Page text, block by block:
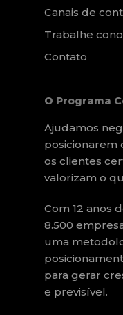
Canais de
Trabalhe
Contato
O Programa
Ajudamos
posicionarem
os clientes
valorizam o
Com 12 anos
8.500
uma
para gerar
e previsível.